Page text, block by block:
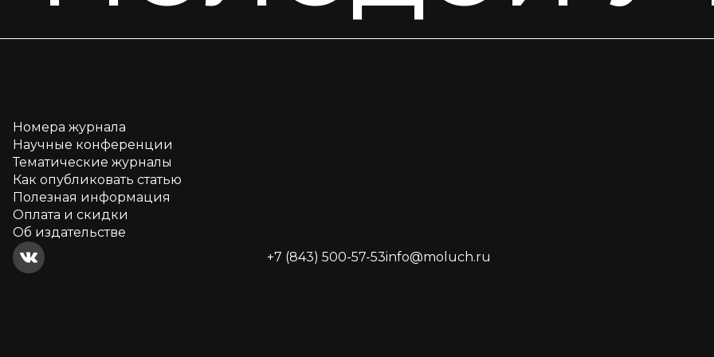
Номера журнала
Научные конференции
Тематические журналы
Как опубликовать статью
Полезная информация
Оплата и скидки
Об издательстве
+7 (843) 500-57-53info@moluch.ru